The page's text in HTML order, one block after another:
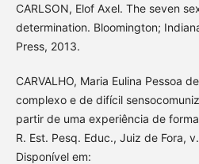
CARLSON, Elof Axel. The seven
determination. Bloomington;
Press, 2013.
CARVALHO, Maria Eulina Pessoa
complexo e de difícil
partir de uma experiência de
R. Est. Pesq. Educ., Juiz de Fora,
Disponível em: